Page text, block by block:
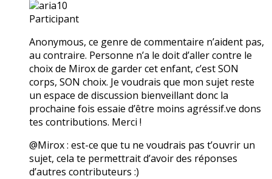
aria10
Participant
Anonymous, ce genre de commentaire n’aident pas,
au contraire. Personne n’a le doit d’aller contre le
choix de Mirox de garder cet enfant, c’est SON
corps, SON choix. Je voudrais que mon sujet reste
un espace de discussion bienveillant donc la
prochaine fois essaie d’être moins agréssif.ve dons
tes contributions. Merci !
@Mirox : est-ce que tu ne voudrais pas t’ouvrir un
sujet, cela te permettrait d’avoir des réponses
d’autres contributeurs :)